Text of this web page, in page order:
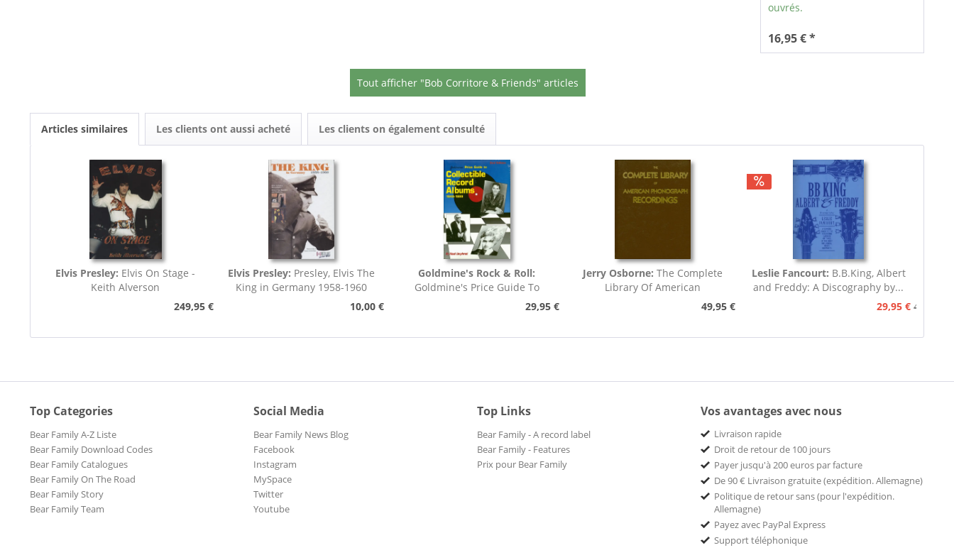
ouvrés.
16,95 € *
Tout afficher "Bob Corritore & Friends" articles
Articles similaires Les clients ont aussi acheté Les clients on également consulté
Elvis Presley: Elvis On Stage -
Keith Alverson
249,95 €
Elvis Presley: Presley, Elvis The
King in Germany 1958-1960
10,00 €
Goldmine's Rock & Roll:
Goldmine's Price Guide To
Collectable Record...29,95 €
Jerry Osborne:The Complete
Library Of American
49,95 €
Leslie Fancourt: B.B.King, Albert
and Freddy: A Discography by...
29,95 € 49,95 €
Top Categories
Bear Family A-Z Liste
Bear Family Download Codes
Bear Family Catalogues
Bear Family On The Road
Bear Family Story
Bear Family Team
Social Media
Bear Family News Blog
Facebook
Instagram
MySpace
Twitter
Youtube
Top Links
Bear Family - A record label
Bear Family - Features
Prix pour Bear Family
Vos avantages avec nous
Livraison rapide
Droit de retour de 100 jours
Payer jusqu'à 200 euros par facture
De 90 € Livraison gratuite (expédition. Allemagne)
Politique de retour sans (pour l'expédition.
Allemagne)
Payez avec PayPal Express
Support téléphonique